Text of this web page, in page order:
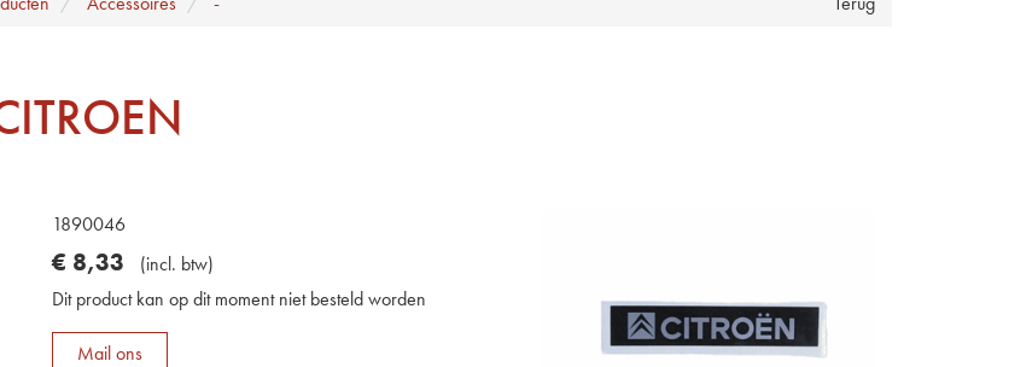
1890046
€ 8,33 (incl. btw)
Dit product kan op dit moment niet besteld worden
Mail ons